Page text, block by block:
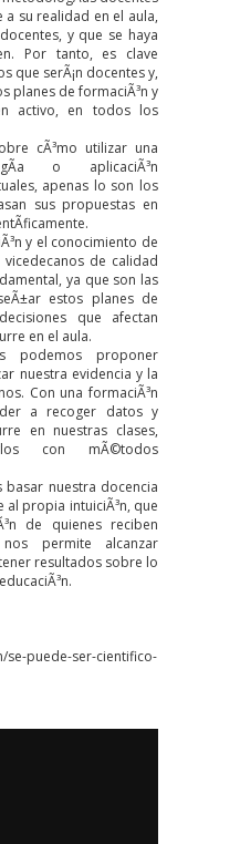
su realidad en el aula,
y que se haya
Por tanto, es clave
que serÃ¡n docentes y,
planes de formaciÃ³n y
activo, en todos los
cÃ³mo utilizar una
o aplicaciÃ³n
apenas lo son los
sus propuestas en
y el conocimiento de
de calidad
ya que son las
estos planes de
que afectan
en el aula.
podemos proponer
nuestra evidencia y la
Con una formaciÃ³n
a recoger datos y
en nuestras clases,
con mÃ©todos
nuestra docencia
al propia intuiciÃ³n, que
de quienes reciben
permite alcanzar
resultados sobre lo
se-puede-ser-cientifico-